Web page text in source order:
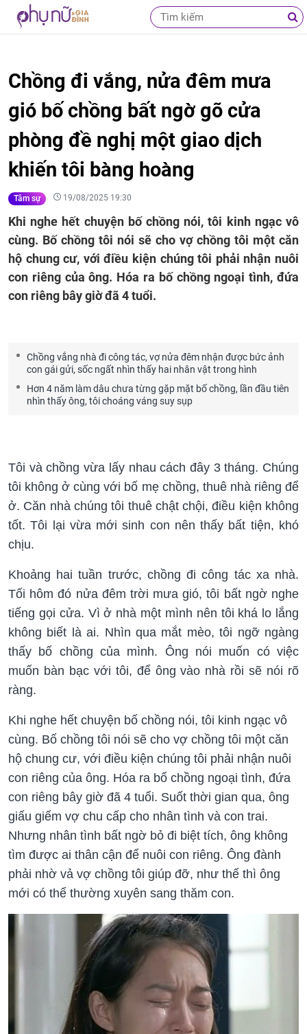
Chồng đi vắng, nửa đêm mưa
gió bố chồng bất ngờ gõ cửa
phòng đề nghị một giao dịch
khiến tôi bàng hoàng
Tâm sự 19/08/2025 19:30
Khi nghe hết chuyện bố chồng nói, tôi kinh ngạc vô
cùng. Bố chồng tôi nói sẽ cho vợ chồng tôi một căn
hộ chung cư, với điều kiện chúng tôi phải nhận nuôi
con riêng của ông. Hóa ra bố chồng ngoại tình, đứa
con riêng bây giờ đã 4 tuổi.
Chồng vắng nhà đi công tác, vợ nửa đêm nhận được bức ảnh
con gái gửi, sốc ngất nhìn thấy hai nhân vật trong hình
Hơn 4 năm làm dâu chưa từng gặp mặt bố chồng, lần đầu tiên
nhìn thấy ông, tôi choáng váng suy sụp
Tôi và chồng vừa lấy nhau cách đây 3 tháng. Chúng
tôi không ở cùng với bố mẹ chồng, thuê nhà riêng để
ở. Căn nhà chúng tôi thuê chật chội, điều kiện không
tốt. Tôi lại vừa mới sinh con nên thấy bất tiện, khó
chịu.
Khoảng hai tuần trước, chồng đi công tác xa nhà.
Tối hôm đó nửa đêm trời mưa gió, tôi bất ngờ nghe
tiếng gọi cửa. Vì ở nhà một mình nên tôi khá lo lắng
không biết là ai. Nhìn qua mắt mèo, tôi ngỡ ngàng
thấy bố chồng của mình. Ông nói muốn có việc
muốn bàn bạc với tôi, để ông vào nhà rồi sẽ nói rõ
ràng.
Khi nghe hết chuyện bố chồng nói, tôi kinh ngạc vô
cùng. Bố chồng tôi nói sẽ cho vợ chồng tôi một căn
hộ chung cư, với điều kiện chúng tôi phải nhận nuôi
con riêng của ông. Hóa ra bố chồng ngoại tình, đứa
con riêng bây giờ đã 4 tuổi. Suốt thời gian qua, ông
giấu giếm vợ chu cấp cho nhân tình và con trai.
Nhưng nhân tình bất ngờ bỏ đi biệt tích, ông không
tìm được ai thân cận để nuôi con riêng. Ông đành
phải nhờ vả vợ chồng tôi giúp đỡ, như thế thì ông
mới có thể thường xuyên sang thăm con.